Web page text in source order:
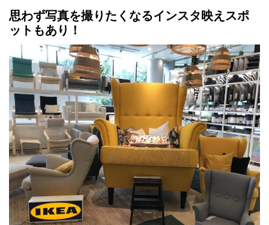
思わず写真を撮りたくなるインスタ映えスポ
ットもあり！